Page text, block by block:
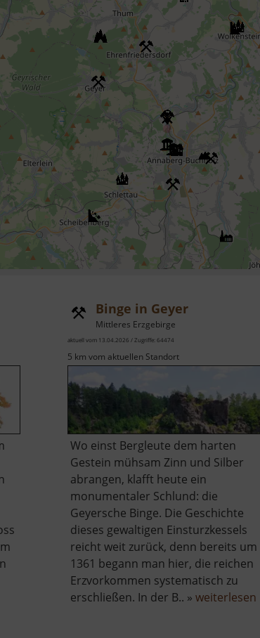
Binge in Geyer
Mittleres Erzgebirge
aktuell vom 13.04.2026 / Zugriffe: 64474
5 km vom aktuellen Standort
Wo einst Bergleute dem harten
Gestein mühsam Zinn und Silber
abrangen, klafft heute ein
monumentaler Schlund: die
Geyersche Binge. Die Geschichte
dieses gewaltigen Einsturzkessels
reicht weit zurück, denn bereits um
1361 begann man hier, die reichen
Erzvorkommen systematisch zu
erschließen. In der B.. »weiterlesen